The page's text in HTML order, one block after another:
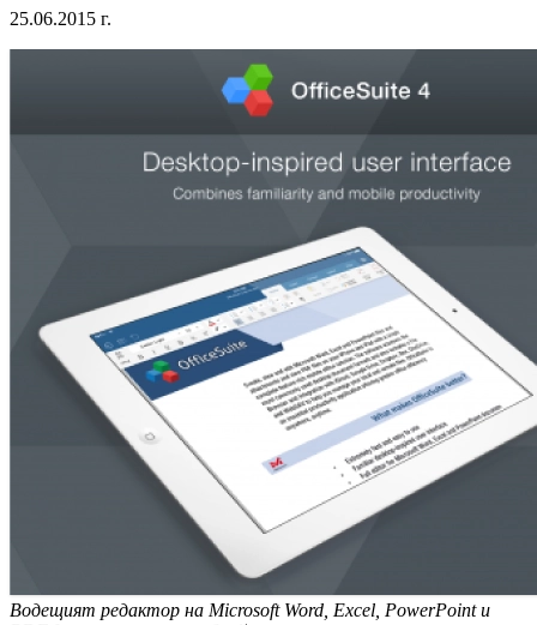
25.06.2015 г.
Водещият редактор на Microsoft Word, Excel, PowerPoint и